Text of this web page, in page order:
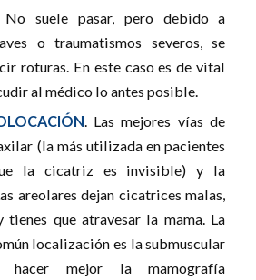
No suele pasar, pero debido a
o traumatismos severos, se
roturas. En este caso es de vital
al médico lo antes posible.
. Las mejores vías de
(la más utilizada en pacientes
la cicatriz es invisible) y la
areolares dejan cicatrices malas,
que atravesar la mama. La
localización es la submuscular
hacer mejor la mamografía